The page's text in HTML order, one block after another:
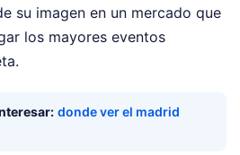
su imagen en un mercado que
los mayores eventos
donde ver el madrid